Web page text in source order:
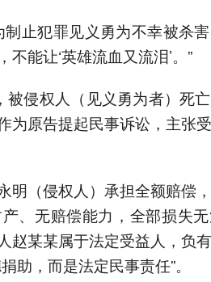
止犯罪见义勇为不幸被杀
能让‘英雄流血又流泪’。”
侵权人（见义勇为者）死亡
为原告提起民事诉讼，主张
明（侵权人）承担全额赔偿
、无赔偿能力，全部损失
赵某某属于法定受益人，负
助，而是法定民事责任”。